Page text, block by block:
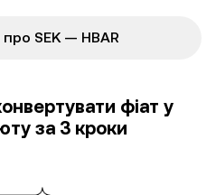
SEK — HBAR
фіат у
за 3 кроки